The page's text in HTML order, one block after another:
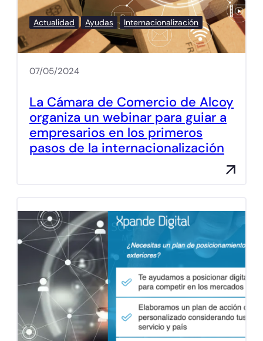
Actualidad Ayudas Internacionalización
07/05/2024
La Cámara de Comercio de Alcoy
organiza un webinar para guiar a
empresarios en los primeros
pasos de la internacionalización